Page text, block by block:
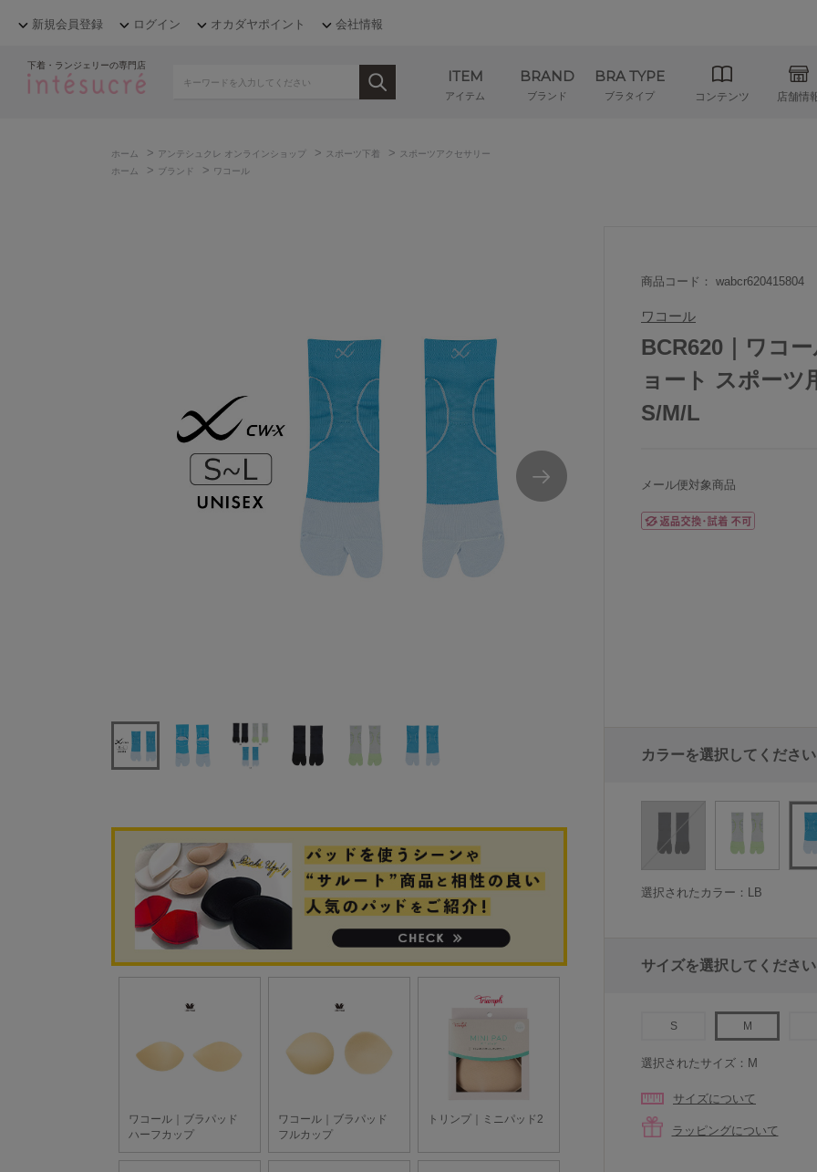
新規会員登録 ログイン オカダヤポイント 会社情報
下着・ランジェリーの専門店
ITEM
アイテム
BRAND
ブランド
BRA TYPE
ブラタイプ コンテンツ 店舗情
ホーム > アンテシュクレ オンラインショップ > スポーツ下着 >
スポーツアクセサリー
ホーム
> ブランド > ワコール
商品コード： wabcr620415804
ワコール
BCR620｜ワコ
ョート スポー
S/M/L
メール便対象商品
カラーを選択してください
選択されたカラー：LB
サイズを選択してください
S M
選択されたサイズ：M
サイズについて
ラッピングについて